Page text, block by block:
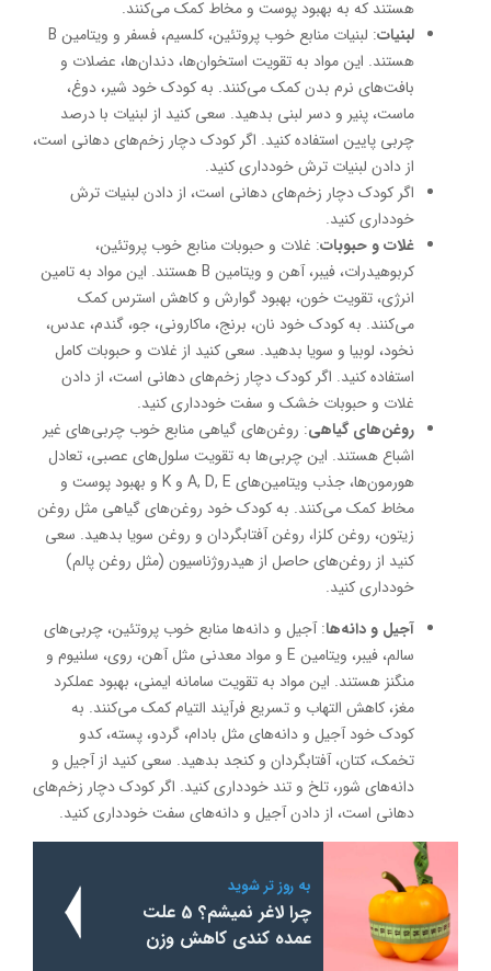
هستند که به بهبود پوست و مخاط کمک می‌کنند.
لبنیات
: لبنیات منابع خوب پروتئین، کلسیم، فسفر و ویتامین B
هستند. این مواد به تقویت استخوان‌ها، دندان‌ها، عضلات و
بافت‌های نرم بدن کمک می‌کنند. به کودک خود شیر، دوغ،
ماست، پنیر و دسر لبنی بدهید. سعی کنید از لبنیات با درصد
چربی پایین استفاده کنید. اگر کودک دچار زخم‌های دهانی است،
از دادن لبنیات ترش خودداری کنید.
اگر کودک دچار زخم‌های دهانی است، از دادن لبنیات ترش
خودداری کنید.
غلات و حبوبات: غلات و حبوبات منابع خوب پروتئین،
کربوهیدرات، فیبر، آهن و ویتامین B هستند. این مواد به تامین
انرژی، تقویت خون، بهبود گوارش و کاهش استرس کمک
می‌کنند. به کودک خود نان، برنج، ماکارونی، جو، گندم، عدس،
نخود، لوبیا و سویا بدهید. سعی کنید از غلات و حبوبات کامل
استفاده کنید. اگر کودک دچار زخم‌های دهانی است، از دادن
غلات و حبوبات خشک و سفت خودداری کنید.
روغن‌های گیاهی: روغن‌های گیاهی منابع خوب چربی‌های غیر
اشباع هستند. این چربی‌ها به تقویت سلول‌های عصبی، تعادل
هورمون‌ها، جذب ویتامین‌های A, D, E و K و بهبود پوست و
مخاط کمک می‌کنند. به کودک خود روغن‌های گیاهی مثل روغن
زیتون، روغن کلزا، روغن آفتابگردان و روغن سویا بدهید. سعی
کنید از روغن‌های حاصل از هیدروژناسیون (مثل روغن پالم)
خودداری کنید.
آجیل و دانه‌ها: آجیل و دانه‌ها منابع خوب پروتئین، چربی‌های
سالم، فیبر، ویتامین E و مواد معدنی مثل آهن، روی، سلنیوم و
منگنز هستند. این مواد به تقویت سامانه ایمنی، بهبود عملکرد
مغز، کاهش التهاب و تسریع فرآیند التیام کمک می‌کنند. به
کودک خود آجیل و دانه‌های مثل بادام، گردو، پسته، کدو
تخمک، کتان، آفتابگردان و کنجد بدهید. سعی کنید از آجیل و
دانه‌های شور، تلخ و تند خودداری کنید. اگر کودک دچار زخم‌های
دهانی است، از دادن آجیل و دانه‌های سفت خودداری کنید.
به روز تر شوید
چرا لاغر نمیشم؟ 5 علت
عمده کندی کاهش وزن